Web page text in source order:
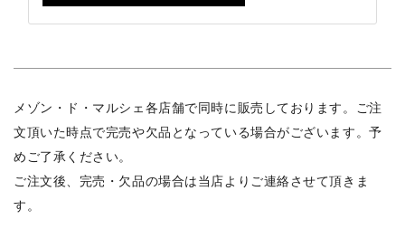
メゾン・ド・マルシェ各店舗で同時に販売しております。ご注
文頂いた時点で完売や欠品となっている場合がございます。予
めご了承ください。
ご注文後、完売・欠品の場合は当店よりご連絡させて頂きま
す。